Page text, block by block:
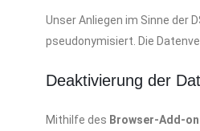
Unser Anliegen im Sinne der
pseudonymisiert. Die
Deaktivierung der
Mithilfe des Browser-Add-